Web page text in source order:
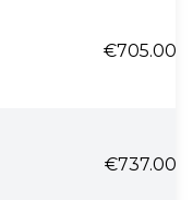
€705.00
€737.00